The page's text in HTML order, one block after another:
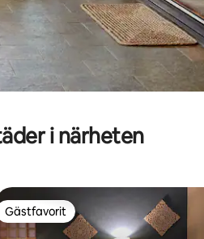
i närheten
Gästfavorit
Gästfavorit